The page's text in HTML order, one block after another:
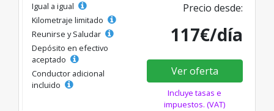
Igual a igual
Kilometraje limitado
Reunirse y Saludar
Depósito en efectivo
aceptado
Conductor adicional
incluido
Precio desde:
117€/día
Ver oferta
Incluye tasas e
impuestos. (VAT)